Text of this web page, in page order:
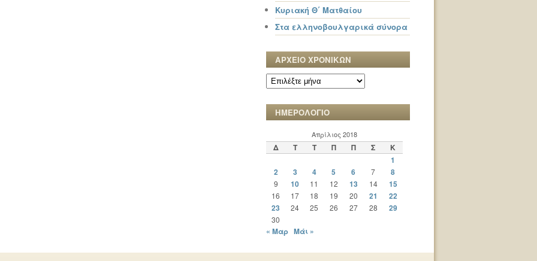
Κυριακή Θ΄ Ματθαίου
Στα ελληνοβουλγαρικά σύνορα
ΑΡΧΕΙΟ ΧΡΟΝΙΚΩΝ
ΑΡΧΕΙΟ
ΧΡΟΝΙΚΩΝ
ΗΜΕΡΟΛΟΓΙΟ
Απρίλιος 2018
Δ Τ Τ Π Π Σ
Κ
1
2
3 4 5 6 7 8
9 10 11 12 13 14 15
16 17 18 19 20 21
22
23
24 25 26 27 28 29
30
« Μαρ Μάι »